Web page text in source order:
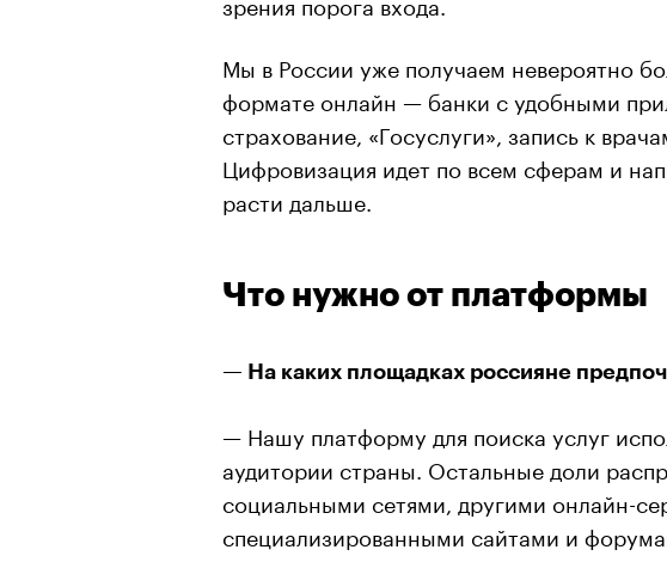
Мы в России уже получаем невероятно
формате онлайн — банки с удобными
страхование, «Госуслуги», запись к
Цифровизация идет по всем сферам и
расти дальше.
Что нужно от платформы
— На каких площадках россияне
— Нашу платформу для поиска услуг
аудитории страны. Остальные доли
социальными сетями, другими онлайн-
специализированными сайтами и